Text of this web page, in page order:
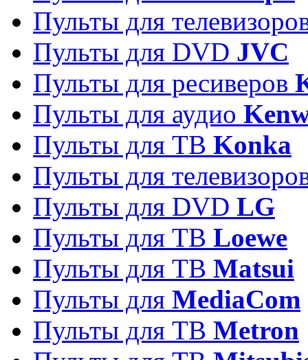
Пульты для
Пульты для DVD JVC
Пульты для ресиверов
Пульты для аудио
Пульты для ТВ Konka
Пульты для
Пульты для DVD LG
Пульты для ТВ Loewe
Пульты для ТВ Matsui
Пульты для MediaCom
Пульты для ТВ Metron